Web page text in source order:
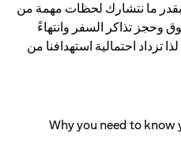
وبقدر ما نتشارك لحظات مهمة من
وحجز تذاكر السفر وانتهاءً
تزداد احتمالية استهدافنا من